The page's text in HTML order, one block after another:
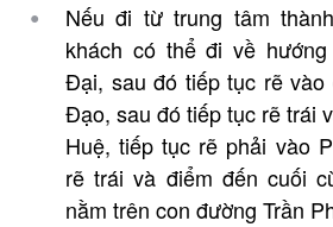
Nếu đi từ trung tâm
khách có thể đi về
Đại, sau đó tiếp tục rẽ vào
Đạo, sau đó tiếp tục rẽ trái
Huệ, tiếp tục rẽ phải vào
rẽ trái và điểm đến cuối
nằm trên con đường Trần